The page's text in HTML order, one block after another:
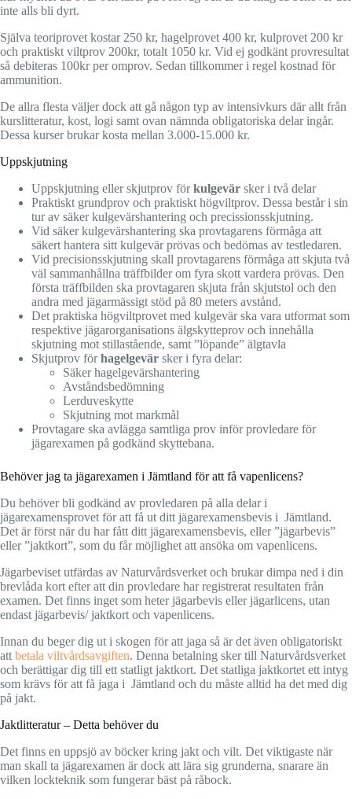
inte alls bli dyrt.
Själva teoriprovet kostar 250 kr, hagelprovet 400 kr, kulprovet 200 kr
och praktiskt viltprov 200kr, totalt 1050 kr. Vid ej godkänt provresultat
så debiteras 100kr per omprov. Sedan tillkommer i regel kostnad för
ammunition.
De allra flesta väljer dock att gå någon typ av intensivkurs där allt från
kurslitteratur, kost, logi samt ovan nämnda obligatoriska delar ingår.
Dessa kurser brukar kosta mellan 3.000-15.000 kr.
Uppskjutning
Uppskjutning eller skjutprov förkulgevär sker i två delar
Praktiskt grundprov och praktiskt högviltprov. Dessa består i sin
tur av säker kulgevärshantering och precissionsskjutning.
Vid säker kulgevärshantering ska provtagarens förmåga att
säkert hantera sitt kulgevär prövas och bedömas av testledaren.
Vid precisionsskjutning skall provtagarens förmåga att skjuta två
väl sammanhållna träffbilder om fyra skott vardera prövas. Den
första träffbilden ska provtagaren skjuta från skjutstol och den
andra med jägarmässigt stöd på 80 meters avstånd.
Det praktiska högviltprovet med kulgevär ska vara utformat som
respektive jägarorganisations älgskytteprov och innehålla
skjutning mot stillastående, samt ”löpande” älgtavla
Skjutprov förhagelgevär sker i fyra delar:
Säker hagelgevärshantering
Avståndsbedömning
Lerduveskytte
Skjutning mot markmål
Provtagare ska avlägga samtliga prov inför provledare för
jägarexamen på godkänd skyttebana.
Behöver jag ta jägarexamen i Jämtland för att få vapenlicens?
Du behöver bli godkänd av provledaren på alla delar i
jägarexamensprovet för att få ut ditt jägarexamensbevis i Jämtland.
Det är först när du har fått ditt jägarexamensbevis, eller ”jägarbevis”
eller ”jaktkort”, som du får möjlighet att ansöka om vapenlicens.
Jägarbeviset utfärdas av Naturvårdsverket och brukar dimpa ned i din
brevlåda kort efter att din provledare har registrerat resultaten från
examen. Det finns inget som heter jägarbevis eller jägarlicens, utan
endast jägarbevis/ jaktkort och vapenlicens.
Innan du beger dig ut i skogen för att jaga så är det även obligatoriskt
att betala viltvårdsavgiften. Denna betalning sker till Naturvårdsverket
och berättigar dig till ett statligt jaktkort. Det statliga jaktkortet ett intyg
som krävs för att få jaga i Jämtland och du måste alltid ha det med dig
på jakt.
Jaktlitteratur – Detta behöver du
Det finns en uppsjö av böcker kring jakt och vilt. Det viktigaste när
man skall ta jägarexamen är dock att lära sig grunderna, snarare än
vilken lockteknik som fungerar bäst på råbock.